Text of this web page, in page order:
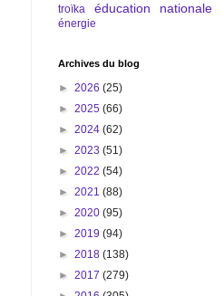
troïka
éducation nationale
énergie
Archives du blog
► 2026 (25)
► 2025 (66)
► 2024 (62)
► 2023 (51)
► 2022 (54)
► 2021 (88)
► 2020 (95)
► 2019 (94)
► 2018 (138)
► 2017 (279)